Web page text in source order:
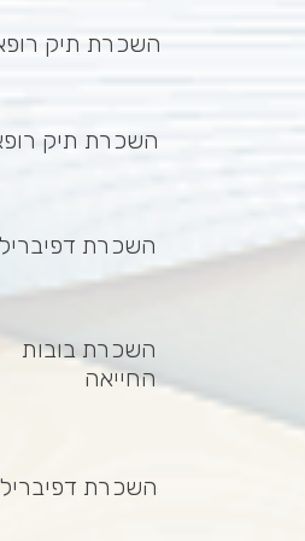
השכרת תיק
השכרת תיק
השכרת
השכרת בובות
החייאה
השכרת